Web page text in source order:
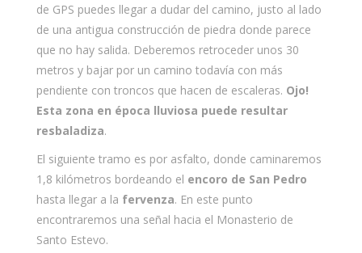
de GPS puedes llegar a dudar del camino, justo al lado
de una antigua construcción de piedra donde parece
que no hay salida. Deberemos retroceder unos 30
metros y bajar por un camino todavía con más
pendiente con troncos que hacen de escaleras. Ojo!
Esta zona en época lluviosa puede resultar
resbaladiza.
El siguiente tramo es por asfalto, donde caminaremos
1,8 kilómetros bordeando el encoro de San Pedro
hasta llegar a la fervenza. En este punto
encontraremos una señal hacia el Monasterio de
Santo Estevo.